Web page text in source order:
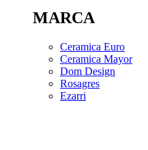
MARCA
Ceramica Euro
Ceramica Mayor
Dom Design
Rosagres
Ezarri